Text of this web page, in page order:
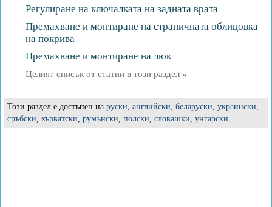
Регулиране на ключалката на задната врата
Премахване и монтиране на страничната облицовка
на покрива
Премахване и монтиране на люк
Целият списък от статии в този раздел »
Този раздел е достъпен на руски, английски, беларуски, украински,
сръбски, хърватски, румънски, полски, словашки, унгарски